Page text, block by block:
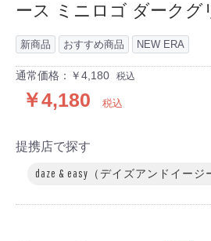
ース ミニロゴ ダークグ
新商品 おすすめ商品 NEW ERA
通常価格：￥4,180 税込
￥4,180 税込
提携店で探す
daze & easy（デイズアンドイージ